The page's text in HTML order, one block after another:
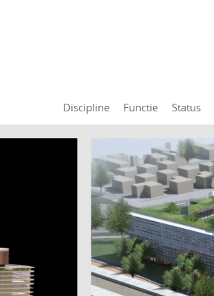
Discipline Functie Status